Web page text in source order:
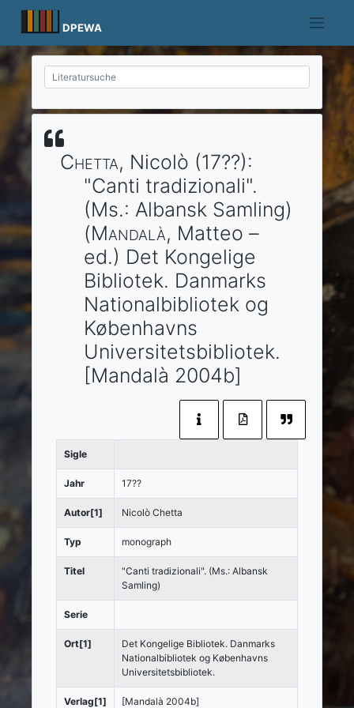
content
DPEWA
Chetta, Nicolò (17??):
"Canti tradizionali".
(Ms.: Albansk Samling)
(Mandalà, Matteo –
ed.) Det Kongelige
Bibliotek. Danmarks
Nationalbibliotek og
Københavns
Universitetsbibliotek.
[Mandalà 2004b]
Sigle
Jahr 17??
Autor[1] Nicolò Chetta
Typ monograph
Titel
"Canti tradizionali". (Ms.: Albansk
Samling)
Serie
Ort[1]
Det Kongelige Bibliotek. Danmarks
Nationalbibliotek og Københavns
Universitetsbibliotek.
Verlag[1] [Mandalà 2004b]